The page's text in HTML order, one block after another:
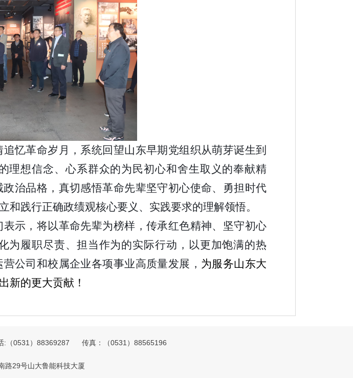
忆革命岁月，系统回望山东早期党组织从萌芽诞生到
理想信念、心系群众的为民初心和舍生取义的奉献精
治品格，真切感悟革命先辈坚守初心使命、勇担时代
践行正确政绩观核心要义、实践要求的理解领悟。
示，将以革命先辈为榜样，传承红色精神、坚守初心
为履职尽责、担当作为的实际行动，以更加饱满的热
营公司和校属企业各项事业高质量发展， 为服务山东大
新的更大贡献！
:（0531）88369287 传真：（0531）88565196
路29号山大鲁能科技大厦